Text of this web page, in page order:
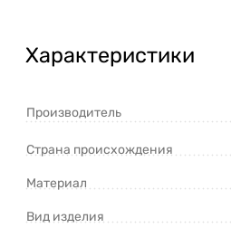
Характеристики
Производитель
Страна происхождения
Материал
Вид изделия